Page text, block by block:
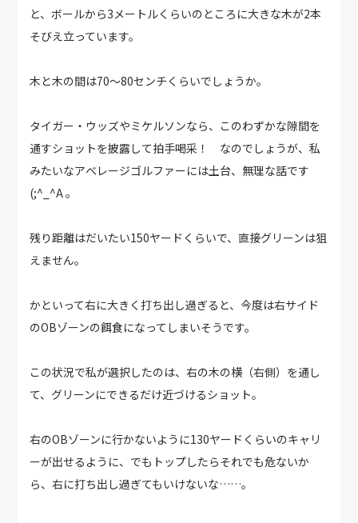
と、ボールから3メートルくらいのところに大きな木が2本
そびえ立っています。
木と木の間は70～80センチくらいでしょうか。
タイガー・ウッズやミケルソンなら、このわずかな隙間を
通すショットを披露して拍手喝采！ なのでしょうが、私
みたいなアベレージゴルファーには土台、無理な話です
(;^_^A 。
残り距離はだいたい150ヤードくらいで、直接グリーンは狙
えません。
かといって右に大きく打ち出し過ぎると、今度は右サイド
のOBゾーンの餌食になってしまいそうです。
この状況で私が選択したのは、右の木の横（右側）を通し
て、グリーンにできるだけ近づけるショット。
右のOBゾーンに行かないように130ヤードくらいのキャリ
ーが出せるように、でもトップしたらそれでも危ないか
ら、右に打ち出し過ぎてもいけないな……。